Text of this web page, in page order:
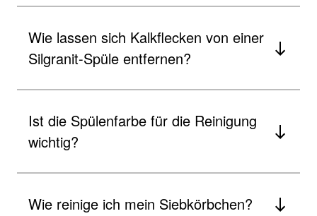
Wie lassen sich Kalkflecken von einer
Silgranit-Spüle entfernen?
Ist die Spülenfarbe für die Reinigung
wichtig?
Wie reinige ich mein Siebkörbchen?